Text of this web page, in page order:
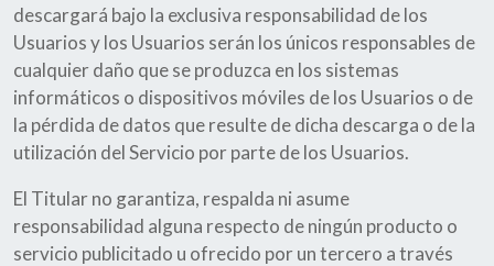
descargará bajo la exclusiva responsabilidad de los
Usuarios y los Usuarios serán los únicos responsables de
cualquier daño que se produzca en los sistemas
informáticos o dispositivos móviles de los Usuarios o de
la pérdida de datos que resulte de dicha descarga o de la
utilización del Servicio por parte de los Usuarios.
El Titular no garantiza, respalda ni asume
responsabilidad alguna respecto de ningún producto o
servicio publicitado u ofrecido por un tercero a través